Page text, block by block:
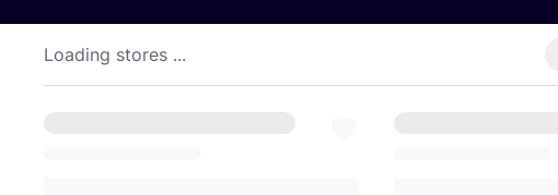
Loading stores ...